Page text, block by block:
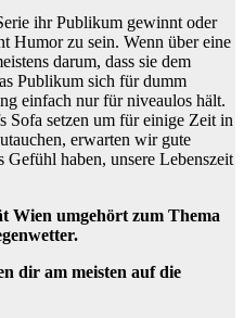
ihr Publikum gewinnt oder
Humor zu sein. Wenn über eine
darum, dass sie dem
Publikum sich für dumm
einfach nur für niveaulos hält.
Sofa setzen um für einige Zeit in
erwarten wir gute
haben, unsere Lebenszeit
Wien umgehört zum Thema
dir am meisten auf die